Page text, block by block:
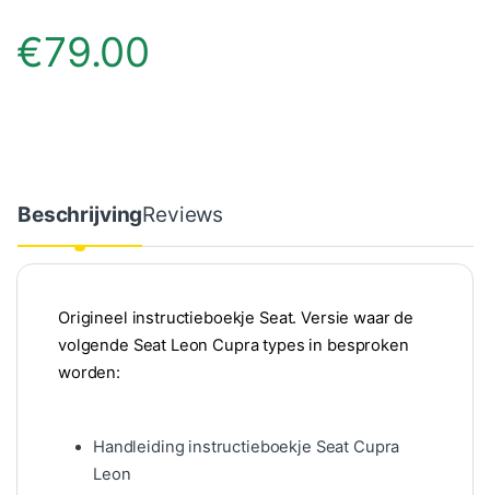
€79.00
BeschrijvingReviews
Origineel instructieboekje Seat. Versie waar de
volgende Seat Leon Cupra types in besproken
worden:
Handleiding instructieboekje Seat Cupra
Leon